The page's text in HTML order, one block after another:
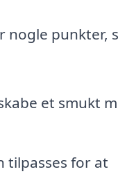
nogle punkter,
et smukt
tilpasses for at